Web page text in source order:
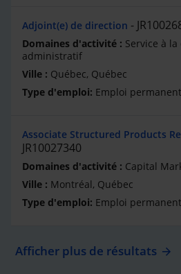
Adjoint(e) de direction
Service à
administratif
Québec, Québec
Emploi permanent
Associate Structured Products
JR10027340
Capital
Montréal, Québec
Emploi permanent
Afficher plus de résultats